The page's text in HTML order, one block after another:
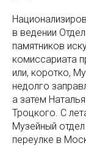
в ведении
памятников
комиссариата
или, коротко,
недолго
а затем
Троцкого. С
Музейный
переулке в